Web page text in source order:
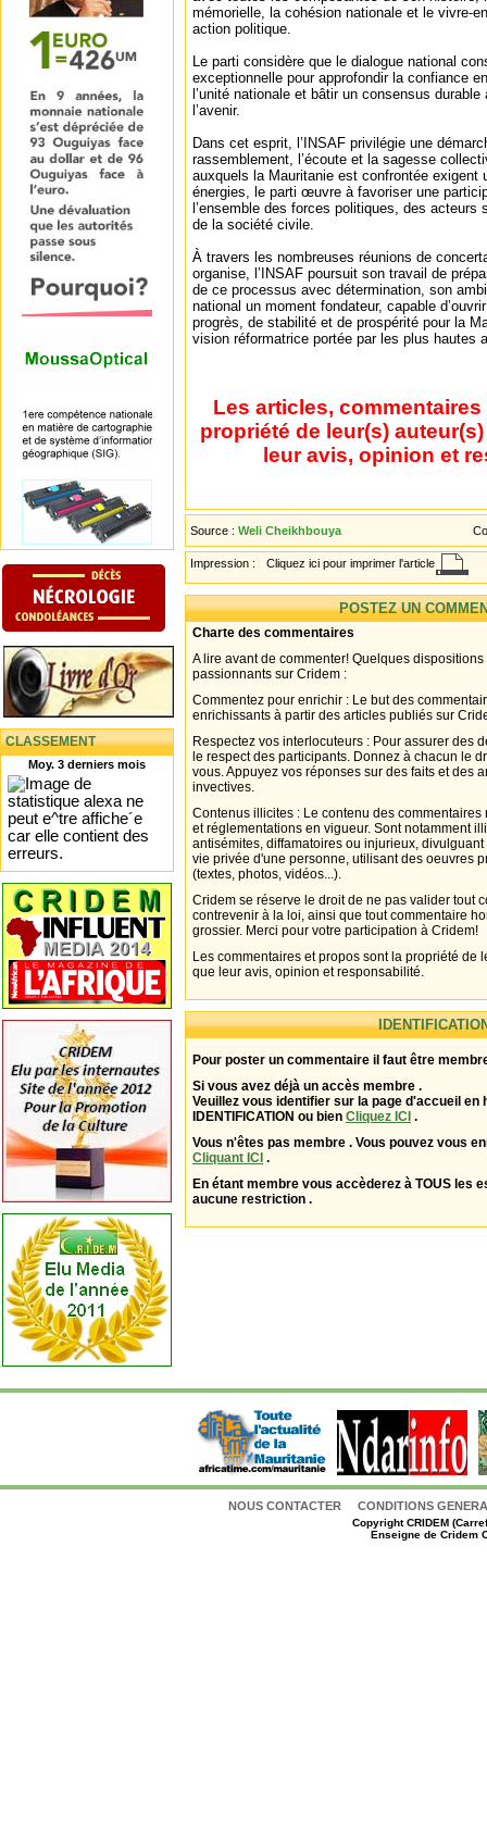
CLASSEMENT
Moy. 3 derniers mois
mémorielle, la cohésion nationale et le vivre-
action politique.
Le parti considère que le dialogue national
exceptionnelle pour approfondir la confiance
l’unité nationale et bâtir un consensus
l’avenir.
Dans cet esprit, l’INSAF privilégie une
rassemblement, l’écoute et la sagesse
auxquels la Mauritanie est confrontée exigent
énergies, le parti œuvre à favoriser une
l’ensemble des forces politiques, des
de la société civile.
À travers les nombreuses réunions de
organise, l’INSAF poursuit son travail de
de ce processus avec détermination, son
national un moment fondateur, capable
progrès, de stabilité et de prospérité pour la
vision réformatrice portée par les plus hautes
Les articles,
propriété de leur(s)
leur avis, opinion et
Source : Weli Cheikhbouya
Impression : Cliquez ici pour imprimer l'article
POSTEZ UN
Charte des commentaires
A lire avant de commenter! Quelques
passionnants sur Cridem :
Commentez pour enrichir : Le but des
enrichissants à partir des articles publiés sur
Respectez vos interlocuteurs : Pour assurer des
le respect des participants. Donnez à chacun le
vous. Appuyez vos réponses sur des faits et des
invectives.
Contenus illicites : Le contenu des
et réglementations en vigueur. Sont notamment
antisémites, diffamatoires ou injurieux,
vie privée d'une personne, utilisant des oeuvres
(textes, photos, vidéos...).
Cridem se réserve le droit de ne pas valider tout
contrevenir à la loi, ainsi que tout commentaire
grossier. Merci pour votre participation à Cridem!
Les commentaires et propos sont la propriété de
que leur avis, opinion et responsabilité.
Pour poster un commentaire il faut être
Si vous avez déjà un accès membre .
Veuillez vous identifier sur la page d'accueil en
IDENTIFICATION ou bien Cliquez ICI .
Vous n'êtes pas membre . Vous pouvez vous
Cliquant ICI .
En étant membre vous accèderez à TOUS les
aucune restriction .
NOUS CONTACTER CONDITIONS
CopyrightCRIDEM
Enseigne de Cridem